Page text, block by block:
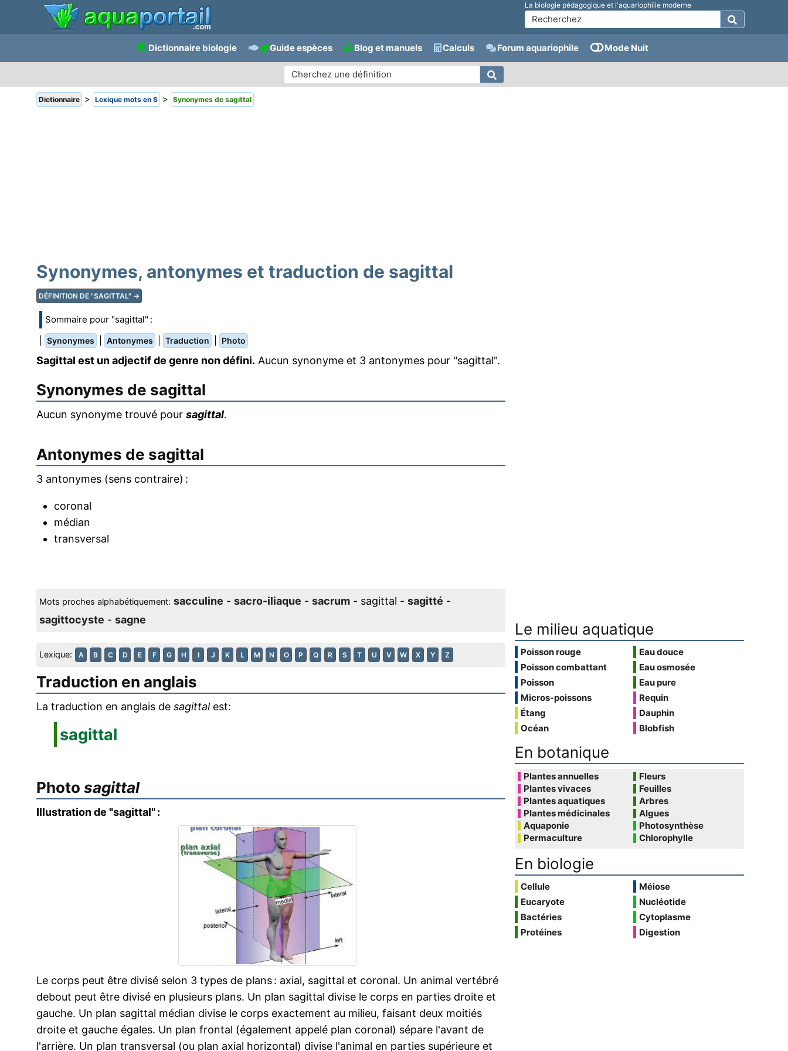
La biologie pédagogique et l'aquariophilie moderne
Dictionnaire biologie Guide espèces Blog et manuels Calculs Forum aquariophile Mode Nuit
Dictionnaire > Lexique mots en S > Synonymes de sagittal
Synonymes, antonymes et traduction de sagittal
DÉFINITION DE "SAGITTAL" →
Sommaire pour "sagittal" :
Synonymes Antonymes Traduction Photo
Sagittal est un adjectif de genre non défini. Aucun synonyme et 3 antonymes pour "sagittal".
Synonymes de sagittal
Aucun synonyme trouvé pour sagittal.
Antonymes de sagittal
3 antonymes (sens contraire) :
coronal
médian
transversal
Mots proches alphabétiquement: sacculine - sacro-iliaque - sacrum - sagittal - sagitté -
sagittocyste - sagne
Lexique: A B C D E F G H I J K L M N O P Q R S T U V W X Y Z
Traduction en anglais
La traduction en anglais de sagittalest:
sagittal
Photo sagittal
Illustration de "sagittal" :
Le corps peut être divisé selon 3 types de plans : axial, sagittal et coronal. Un animal vertébré
debout peut être divisé en plusieurs plans. Un plan sagittal divise le corps en parties droite et
gauche. Un plan sagittal médian divise le corps exactement au milieu, faisant deux moitiés
droite et gauche égales. Un plan frontal (également appelé plan coronal) sépare l'avant de
l'arrière. Un plan transversal (ou plan axial horizontal) divise l'animal en parties supérieure et
Le milieu aquatique
Poisson rouge
Poisson combattant
Poisson
Micros-poissons
Étang
Océan
Eau douce
Eau osmosée
Eau pure
Requin
Dauphin
Blobfish
En botanique
Plantes annuelles
Plantes vivaces
Plantes aquatiques
Plantes médicinales
Aquaponie
Permaculture
Fleurs
Feuilles
Arbres
Algues
Photosynthèse
Chlorophylle
En biologie
Cellule
Eucaryote
Bactéries
Protéines
Méiose
Nucléotide
Cytoplasme
Digestion